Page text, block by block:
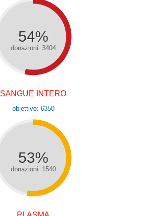
54%
donazioni: 3404
SANGUE INTERO
obiettivo: 6350
53%
donazioni: 1540